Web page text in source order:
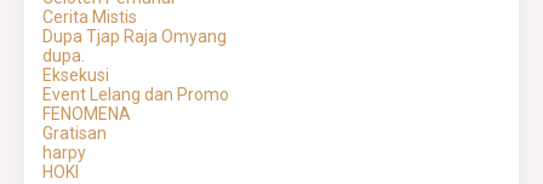
Cerita Mistis
Dupa Tjap Raja Omyang
dupa.
Eksekusi
Event Lelang dan Promo
FENOMENA
Gratisan
harpy
HOKI